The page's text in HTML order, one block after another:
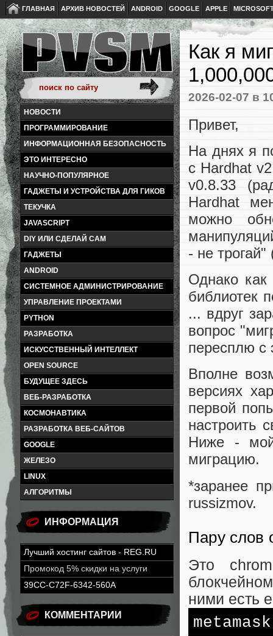
ГЛАВНАЯ АРХИВ НОВОСТЕЙ ANDROID GOOGLE APPLE
НОВОСТИ
ПРОГРАММИРОВАНИЕ
ИНФОРМАЦИОННАЯ БЕЗОПАСНОСТЬ
ЭТО ИНТЕРЕСНО
НАУЧНО-ПОПУЛЯРНОЕ
ГАДЖЕТЫ И УСТРОЙСТВА ДЛЯ ГИКОВ
ТЕКУЧКА
JAVASCRIPT
DIY ИЛИ СДЕЛАЙ САМ
ГАДЖЕТЫ
ANDROID
СИСТЕМНОЕ АДМИНИСТРИРОВАНИЕ
УПРАВЛЕНИЕ ПРОЕКТАМИ
PYTHON
РАЗРАБОТКА
ИСКУССТВЕННЫЙ ИНТЕЛЛЕКТ
OPEN SOURCE
БУДУЩЕЕ ЗДЕСЬ
ВЕБ-РАЗРАБОТКА
КОСМОНАВТИКА
РАЗРАБОТКА ВЕБ-САЙТОВ
GOOGLE
ЖЕЛЕЗО
LINUX
АЛГОРИТМЫ
ИНФОРМАЦИЯ
Лучший хостинг сайтов - REG.RU
Промокод 5% скидки на услуги
39CC-C72F-6342-560A
КОММЕНТАРИИ
Как я
2026-02-07 в
Привет,
На днях я
с Hardhat
v0.8.33
Hardhat
можно
- не
Однако как
библиотек
... вдруг
вопрос
пересплю с
Вполне
версиях
первой
настроить
Ниже -
миграцию.
*заранее
russizmov.
Пару слов
Это
ними есть